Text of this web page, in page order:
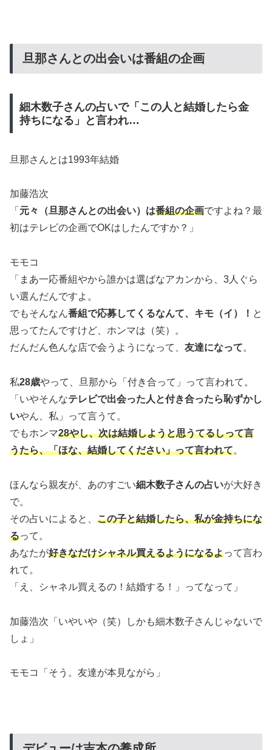
旦那さんとの出会いは番組の企画
細木数子さんの占いで「この人と結婚したら金
持ちになる」と言われ…
旦那さんとは1993年結婚
加藤浩次
「 元々（旦那さんとの出会い）は番組の企画ですよね？最
初はテレビの企画でOKはしたんですか？」
モモコ
「まあ一応番組やから誰かは選ばなアカンから、3人ぐら
い選んだんですよ。
でもそんなん番組で応募してくるなんて、キモ（イ）！ と
思ってたんですけど、ホンマは（笑）。
だんだん色んな店で会うようになって、 友達になって。
私28歳やって、旦那から「付き合って」って言われて。
「いやそんなテレビで出会った人と付き合ったら恥ずかし
いやん、私」って言うて。
でもホンマ28やし、次は結婚しようと思うてるしって言
うたら、「ほな、結婚してください」って言われて。
ほんなら親友が、あのすごい細木数子さんの占いが大好き
で。
その占いによると、 この子と結婚したら、私が金持ちにな
るって。
あなたが好きなだけシャネル買えるようになるよって言わ
れて。
「え、シャネル買えるの！結婚する！」ってなって」
加藤浩次「いやいや（笑）しかも細木数子さんじゃないで
しょ」
モモコ「そう。友達が本見ながら」